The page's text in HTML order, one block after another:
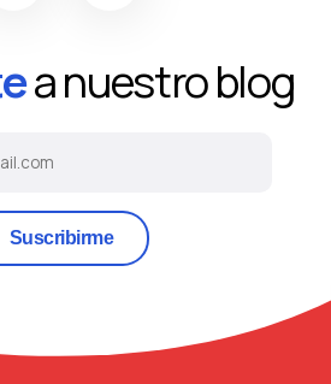
a nuestro blog
Suscribirme